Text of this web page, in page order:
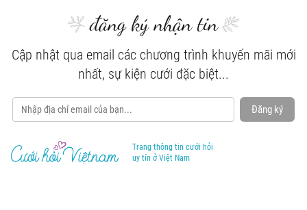
đăng ký nhận tin
Cập nhật qua email các chương trình khuyến mãi mới
nhất, sự kiện cưới đặc biệt...
Đăng ký
Trang thông tin cưới hỏi
uy tín ở Việt Nam